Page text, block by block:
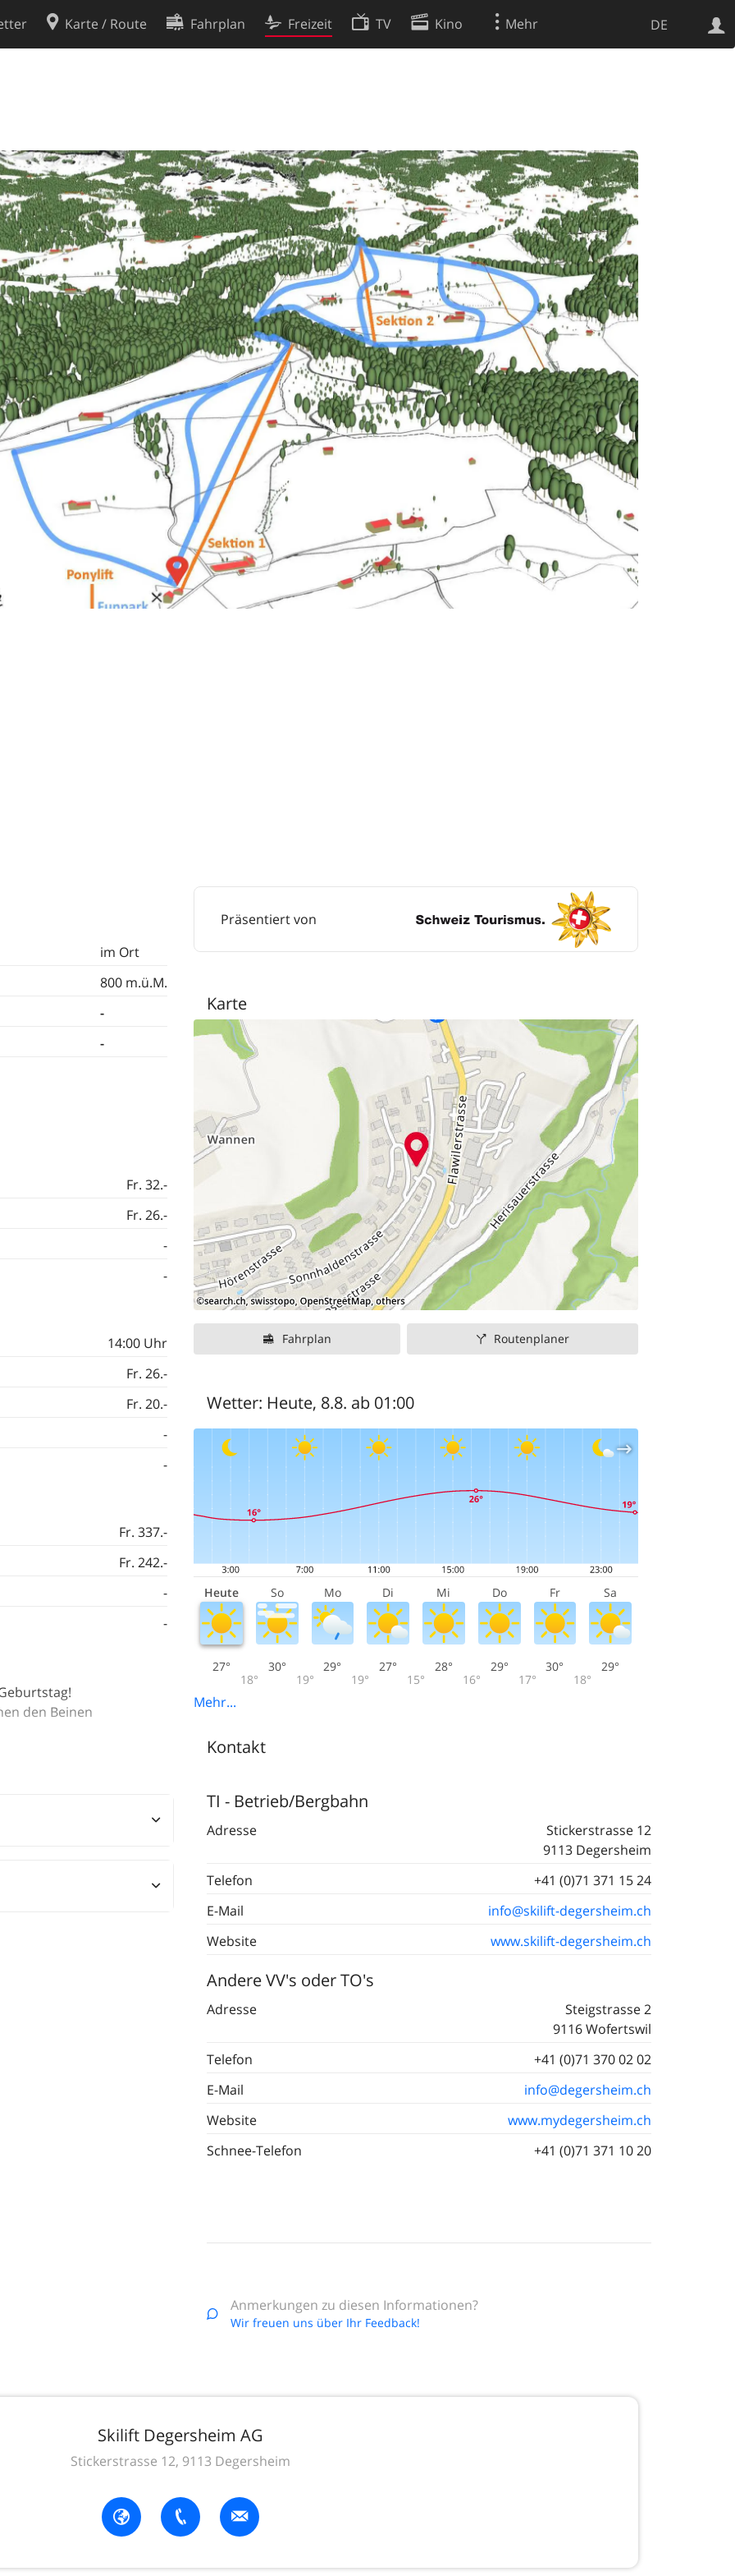
DE
Karte / Route Fahrplan Freizeit TV Kino Mehr
im Ort
800 m.ü.M.
-
-
Fr. 32.-
Fr. 26.-
-
-
14:00 Uhr
Fr. 26.-
Fr. 20.-
-
-
Fr. 337.-
Fr. 242.-
-
-
den Beinen
Präsentiert von
Karte
Fahrplan Routenplaner
Wetter: Heute, 8.8. ab 01:00
Heute So Mo Di Mi Do Fr Sa
27°
18°
30°
19°
29°
19°
27°
15°
28°
16°
29°
17°
30°
18°
29°
Mehr...
Kontakt
TI - Betrieb/Bergbahn
Adresse
Stickerstrasse 12
9113 Degersheim
Telefon
+41 (0)71 371 15 24
E-Mail
info@skilift-degersheim.ch
Website
www.skilift-degersheim.ch
Andere VV's oder TO's
Adresse
Steigstrasse 2
9116 Wofertswil
Telefon
+41 (0)71 370 02 02
E-Mail
info@degersheim.ch
Website
www.mydegersheim.ch
Schnee-Telefon
+41 (0)71 371 10 20
Anmerkungen zu diesen Informationen?
Wir freuen uns über Ihr Feedback!
Skilift Degersheim AG
Stickerstrasse 12, 9113 Degersheim